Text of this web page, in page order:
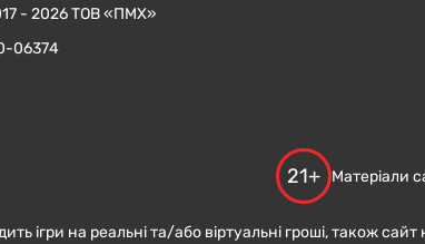
- 2026 ТОВ «ПМХ»
06374
21+ Матеріали
ігри на реальні та/або віртуальні гроші, також